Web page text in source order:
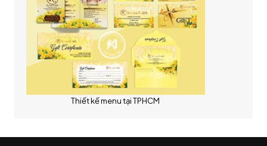
Thiết kế menu tại TPHCM